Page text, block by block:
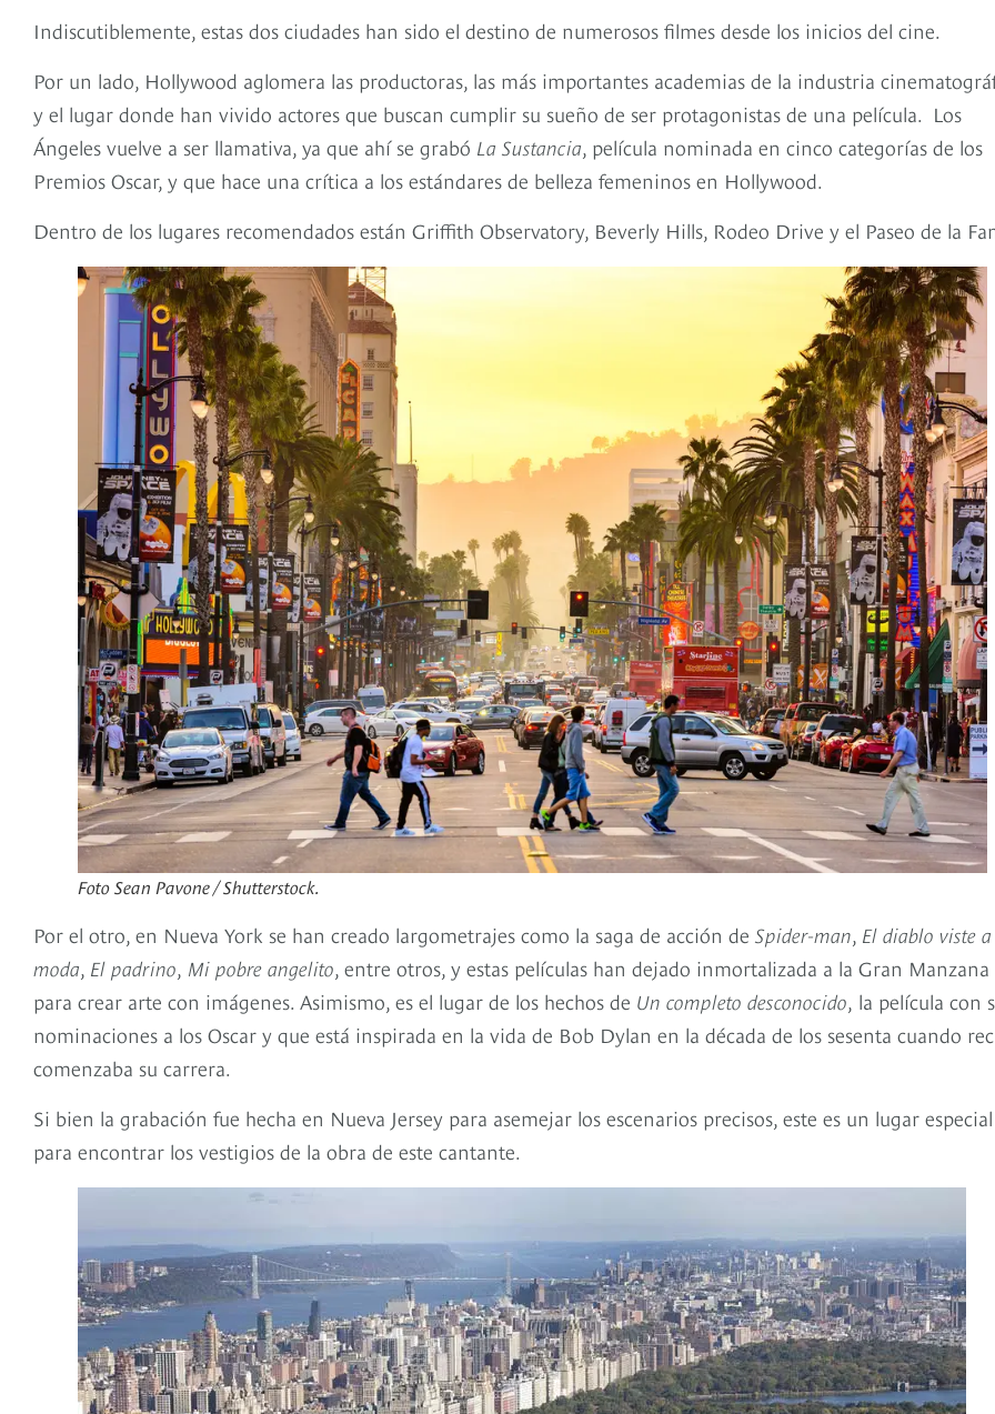
Indiscutiblemente, estas dos ciudades han sido el destino de numerosos filmes desde los inicios del cine.
Por un lado, Hollywood aglomera las productoras, las más importantes academias de la industria
y el lugar donde han vivido actores que buscan cumplir su sueño de ser protagonistas de una película. Los
Ángeles vuelve a ser llamativa, ya que ahí se grabó La Sustancia , película nominada en cinco categorías de los
Premios Oscar, y que hace una crítica a los estándares de belleza femeninos en Hollywood.
Dentro de los lugares recomendados están Griffith Observatory, Beverly Hills, Rodeo Drive y el Paseo de la
Foto Sean Pavone / Shutterstock.
Por el otro, en Nueva York se han creado largometrajes como la saga de acción de Spider-man El diablo viste
moda El padrino Mi pobre angelito , entre otros, y estas películas han dejado inmortalizada a la Gran Manzana
para crear arte con imágenes. Asimismo, es el lugar de los hechos de Un completo desconocido la película con
nominaciones a los Oscar y que está inspirada en la vida de Bob Dylan en la década de los sesenta cuando
comenzaba su carrera.
Si bien la grabación fue hecha en Nueva Jersey para asemejar los escenarios precisos, este es un lugar especial
para encontrar los vestigios de la obra de este cantante.